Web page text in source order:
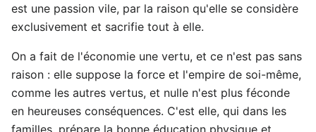
est une passion vile, par la raison qu'elle se considère
exclusivement et sacrifie tout à elle.
On a fait de l'économie une vertu, et ce n'est pas sans
raison : elle suppose la force et l'empire de soi-même,
comme les autres vertus, et nulle n'est plus féconde
en heureuses conséquences. C'est elle, qui dans les
familles, prépare la bonne éducation physique et